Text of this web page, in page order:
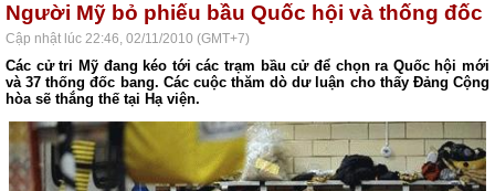
Người Mỹ bỏ phiếu bầu Quốc hội và thống đốc
Cập nhật lúc 22:46, 02/11/2010 (GMT+7)
Các cử tri Mỹ đang kéo tới các trạm bầu cử để chọn ra Quốc hội mới
và 37 thống đốc bang. Các cuộc thăm dò dư luận cho thấy Đảng Cộng
hòa sẽ thắng thế tại Hạ viện.